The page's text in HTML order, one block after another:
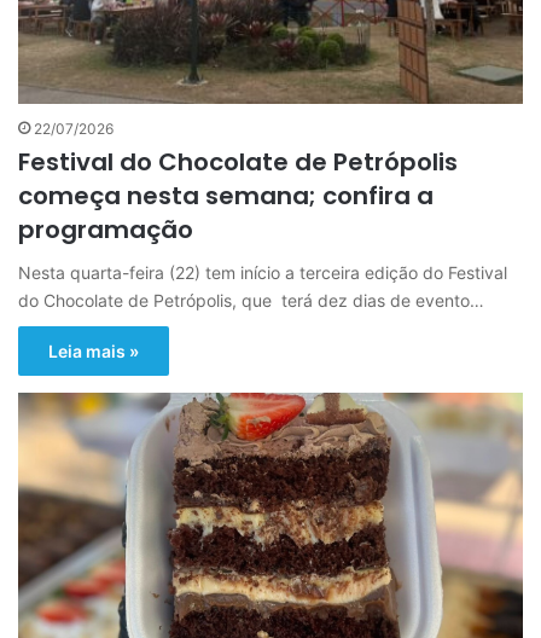
22/07/2026
Festival do Chocolate de Petrópolis
começa nesta semana; confira a
programação
Nesta quarta-feira (22) tem início a terceira edição do Festival
do Chocolate de Petrópolis, que terá dez dias de evento…
Leia mais »